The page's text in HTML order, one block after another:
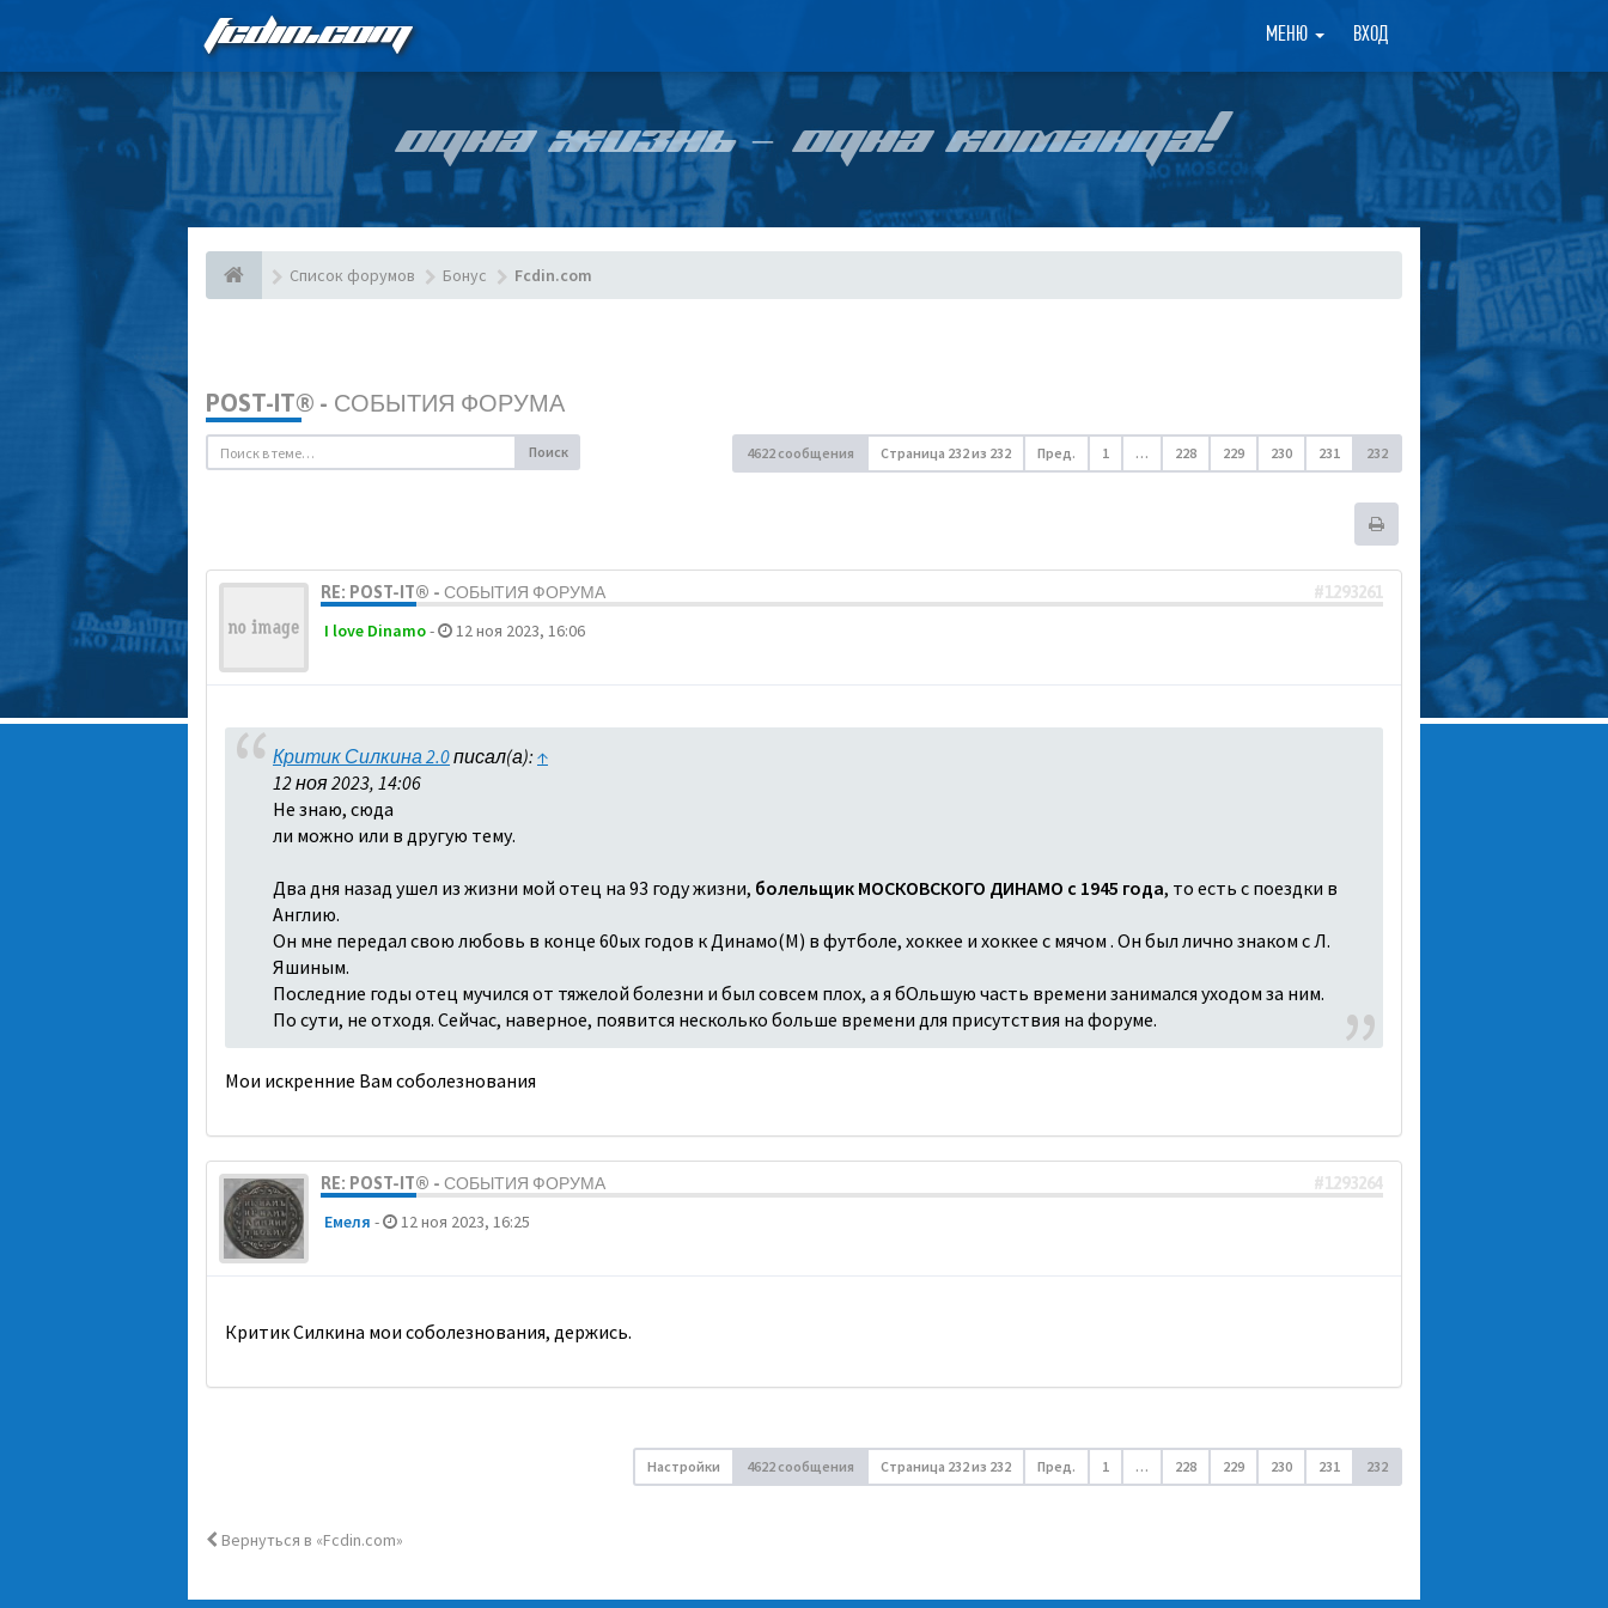
FCDIN.COM МЕНЮ ВХОД ×
ОДНА ЖИЗНЬ – ОДНА КОМАНДА!
Список форумов Бонус Fcdin.com
POST-IT® - СОБЫТИЯ ФОРУМА
Поиск 4622 сообщения Страница 232из 232 Пред. 1 … 228 229 230 231 232
RE: POST-IT® - СОБЫТИЯ ФОРУМА #1293261
I love Dinamo- 12 ноя 2023, 16:06
Критик Силкина 2.0писал(а): ↑
12 ноя 2023, 14:06
Не знаю, сюда
ли можно или в другую тему.
Два дня назад ушел из жизни мой отец на 93 году жизни, болельщик МОСКОВСКОГО ДИНАМО с 1945 года, то есть с поездки в
Англию.
Он мне передал свою любовь в конце 60ых годов к Динамо(М) в футболе, хоккее и хоккее с мячом . Он был лично знаком с Л.
Яшиным.
Последние годы отец мучился от тяжелой болезни и был совсем плох, а я бОльшую часть времени занимался уходом за ним.
По сути, не отходя. Сейчас, наверное, появится несколько больше времени для присутствия на форуме.
Мои искренние Вам соболезнования
RE: POST-IT® - СОБЫТИЯ ФОРУМА #1293264
Емеля - 12 ноя 2023, 16:25
Критик Силкина мои соболезнования, держись.
Настройки 4622 сообщения Страница 232из 232 Пред. 1 … 228 229 230 231 232
Вернуться в «Fcdin.com»